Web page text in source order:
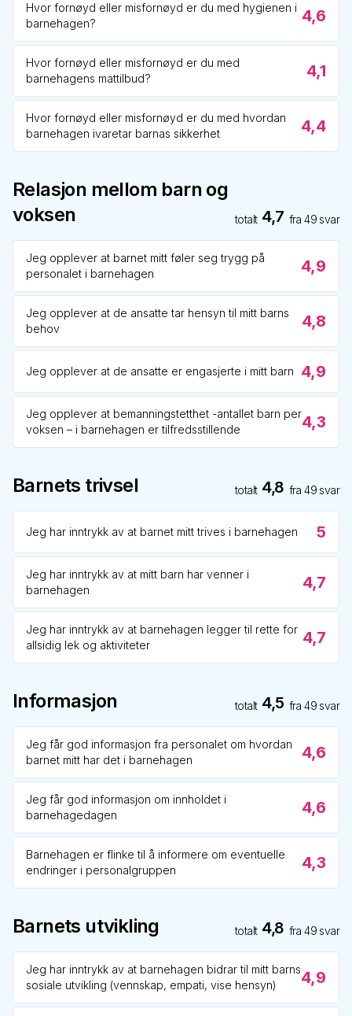
Hvor fornøyd eller misfornøyd er du med hygienen i
barnehagen?
4,6
Hvor fornøyd eller misfornøyd er du med
barnehagens mattilbud?
4,1
Hvor fornøyd eller misfornøyd er du med hvordan
barnehagen ivaretar barnas sikkerhet
4,4
Relasjon mellom barn og
voksen
totalt 4,7 fra49 svar
Jeg opplever at barnet mitt føler seg trygg på
personalet i barnehagen
4,9
Jeg opplever at de ansatte tar hensyn til mitt barns
behov
4,8
Jeg opplever at de ansatte er engasjerte i mitt barn 4,9
Jeg opplever at bemanningstetthet -antallet barn per
voksen – i barnehagen er tilfredsstillende
4,3
Barnets trivsel totalt 4,8 fra49 svar
Jeg har inntrykk av at barnet mitt trives i barnehagen 5
Jeg har inntrykk av at mitt barn har venner i
barnehagen
4,7
Jeg har inntrykk av at barnehagen legger til rette for
allsidig lek og aktiviteter
4,7
Informasjon totalt 4,5 fra49 svar
Jeg får god informasjon fra personalet om hvordan
barnet mitt har det i barnehagen
4,6
Jeg får god informasjon om innholdet i
barnehagedagen
4,6
Barnehagen er flinke til å informere om eventuelle
endringer i personalgruppen
4,3
Barnets utvikling totalt 4,8 fra49 svar
Jeg har inntrykk av at barnehagen bidrar til mitt barns
sosiale utvikling (vennskap, empati, vise hensyn)
4,9